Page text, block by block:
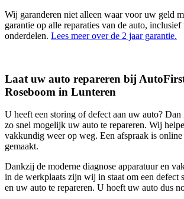
Wij garanderen niet alleen waar voor uw geld
garantie op alle reparaties van de auto,
onderdelen. Lees meer over de 2 jaar garantie.
Laat uw auto repareren bij
Roseboom in Lunteren
U heeft een storing of defect aan uw auto? Dan
zo snel mogelijk uw auto te repareren. Wij
vakkundig weer op weg. Een afspraak is
gemaakt.
Dankzij de moderne diagnose apparatuur en
in de werkplaats zijn wij in staat om een defect
en uw auto te repareren. U hoeft uw auto dus